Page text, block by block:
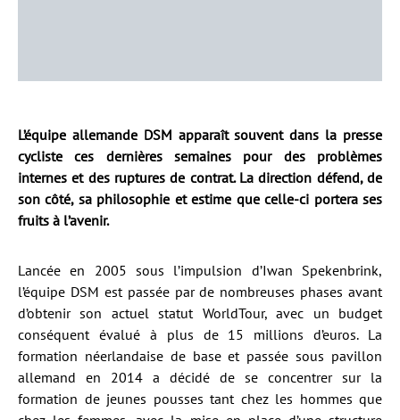
L’équipe allemande DSM apparaît souvent dans la presse
cycliste ces dernières semaines pour des problèmes
internes et des ruptures de contrat. La direction défend, de
son côté, sa philosophie et estime que celle-ci portera ses
fruits à l’avenir.
Lancée en 2005 sous l’impulsion d’Iwan Spekenbrink,
l’équipe DSM est passée par de nombreuses phases avant
d’obtenir son actuel statut WorldTour, avec un budget
conséquent évalué à plus de 15 millions d’euros. La
formation néerlandaise de base et passée sous pavillon
allemand en 2014 a décidé de se concentrer sur la
formation de jeunes pousses tant chez les hommes que